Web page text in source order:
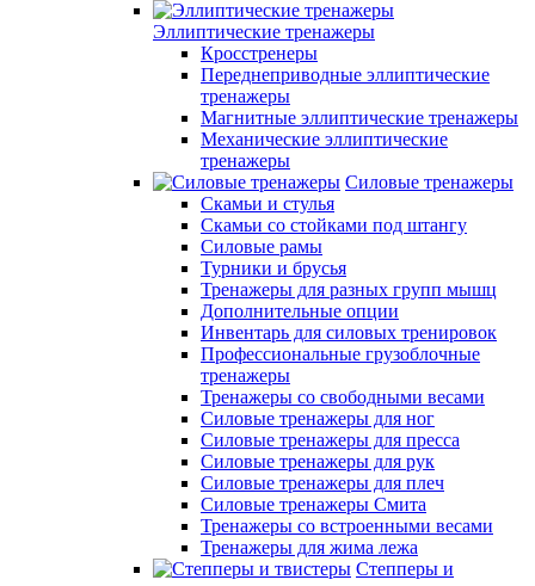
Эллиптические тренажеры
Кросстренеры
Переднеприводные эллиптические
тренажеры
Магнитные эллиптические тренажеры
Механические эллиптические
тренажеры
Силовые тренажеры
Скамьи и стулья
Скамьи со стойками под штангу
Силовые рамы
Турники и брусья
Тренажеры для разных групп мышц
Дополнительные опции
Инвентарь для силовых тренировок
Профессиональные грузоблочные
тренажеры
Тренажеры со свободными весами
Силовые тренажеры для ног
Силовые тренажеры для пресса
Силовые тренажеры для рук
Силовые тренажеры для плеч
Силовые тренажеры Смита
Тренажеры со встроенными весами
Тренажеры для жима лежа
Степперы и